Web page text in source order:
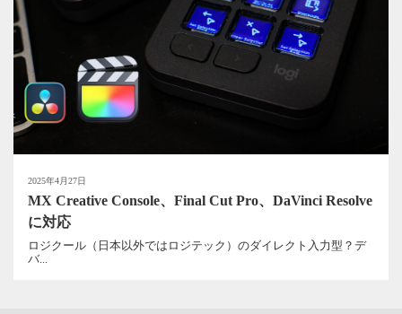
2025年4月27日
MX Creative Console、Final Cut Pro、DaVinci Resolve
に対応
ロジクール（日本以外ではロジテック）のダイレクト入力型？デ
バ...